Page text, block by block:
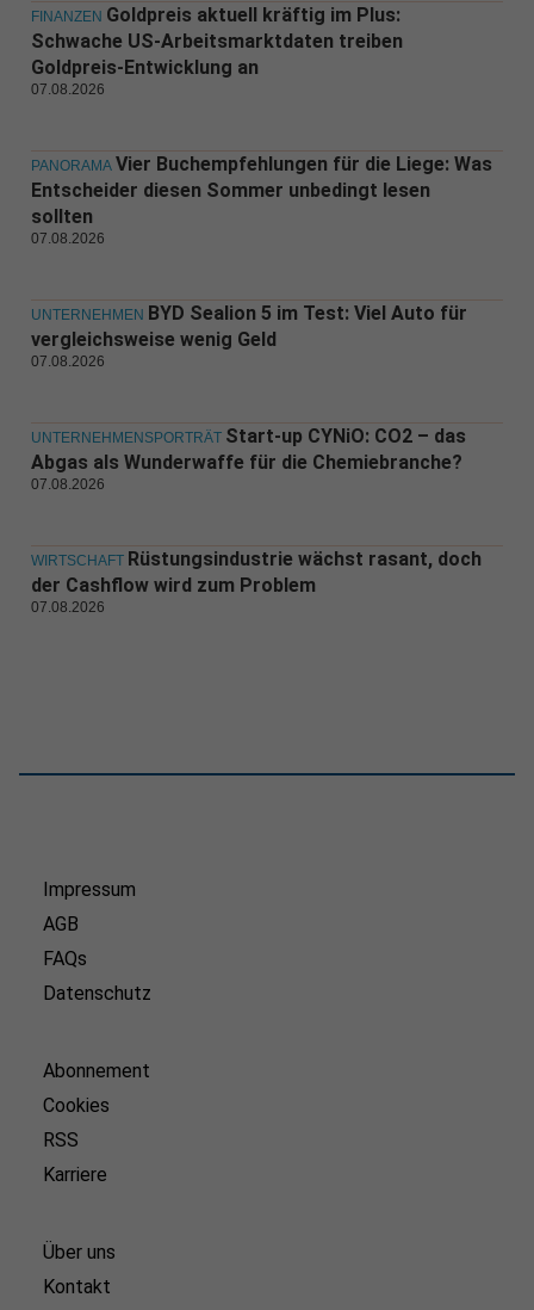
FINANZEN Goldpreis aktuell kräftig im Plus:
Schwache US-Arbeitsmarktdaten treiben
Goldpreis-Entwicklung an
07.08.2026
PANORAMA Vier Buchempfehlungen für die Liege: Was
Entscheider diesen Sommer unbedingt lesen
sollten
07.08.2026
UNTERNEHMEN BYD Sealion 5 im Test: Viel Auto für
vergleichsweise wenig Geld
07.08.2026
UNTERNEHMENSPORTRÄT Start-up CYNiO: CO2 – das
Abgas als Wunderwaffe für die Chemiebranche?
07.08.2026
WIRTSCHAFT Rüstungsindustrie wächst rasant, doch
der Cashflow wird zum Problem
07.08.2026
Impressum
AGB
FAQs
Datenschutz
Abonnement
Cookies
RSS
Karriere
Über uns
Kontakt